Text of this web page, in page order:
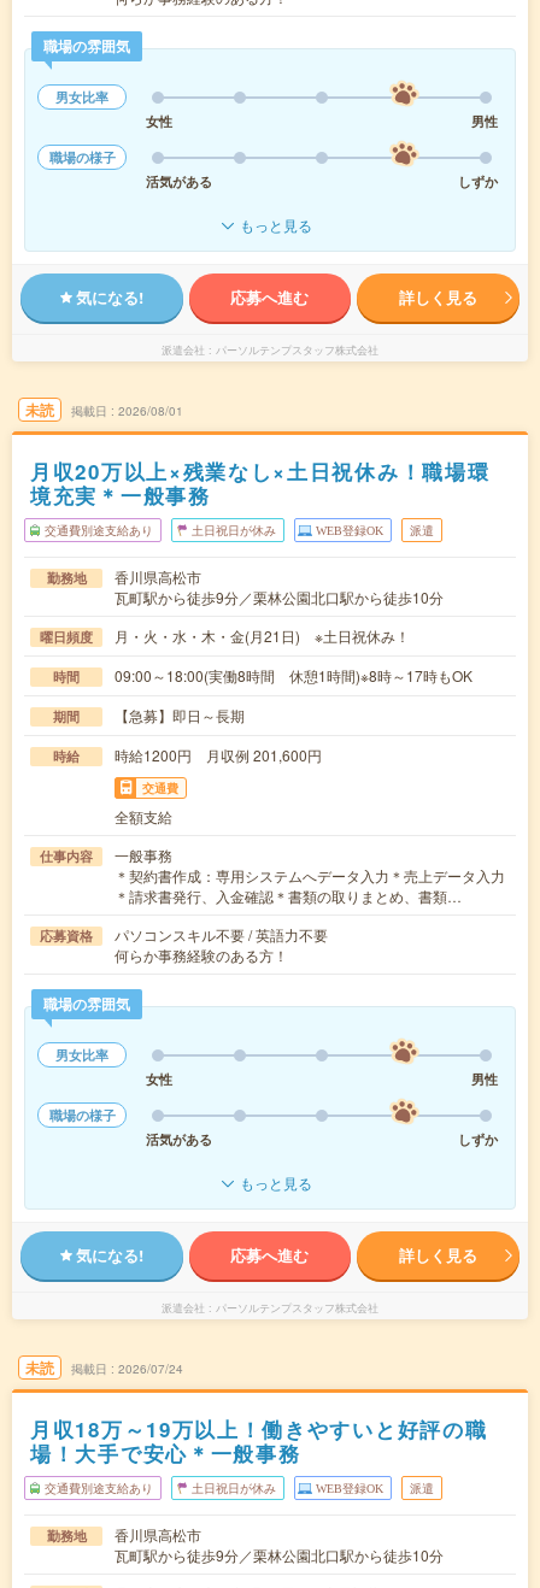
職場の雰囲気
男女比率
女性
男性
職場の様子
活気がある
しずか
もっと見る
気になる! 応募へ進む 詳しく見る
派遣会社 パーソルテンプスタッフ株式会社
未読 掲載日 2026/08/01
月収20万以上×残業なし×土日祝休み！職場環
境充実＊一般事務
交通費別途支給あり 土日祝日が休み WEB登録OK 派遣
勤務地
香川県高松市
瓦町駅から徒歩9分／栗林公園北口駅から徒歩10分
曜日頻度 月・火・水・木・金(月21日) ※土日祝休み！
時間 09:00～18:00(実働8時間 休憩1時間)※8時～17時もOK
期間 【急募】即日～長期
時給 時給1200円 月収例 201,600円
交通費
全額支給
仕事内容
一般事務
＊契約書作成：専用システムへデータ入力＊売上データ入力
＊請求書発行、入金確認＊書類の取りまとめ、書類…
応募資格
パソコンスキル不要 / 英語力不要
何らか事務経験のある方！
職場の雰囲気
男女比率
女性
男性
職場の様子
活気がある
しずか
もっと見る
気になる! 応募へ進む 詳しく見る
派遣会社 パーソルテンプスタッフ株式会社
未読 掲載日 2026/07/24
月収18万～19万以上！働きやすいと好評の職
場！大手で安心＊一般事務
交通費別途支給あり 土日祝日が休み WEB登録OK 派遣
勤務地
香川県高松市
瓦町駅から徒歩9分／栗林公園北口駅から徒歩10分